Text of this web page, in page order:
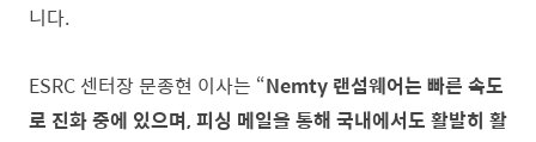
니다.
ESRC 센터장 문종현 이사는 “Nemty 랜섬웨어는 빠른 속도
로 진화 중에 있으며, 피싱 메일을 통해 국내에서도 활발히 활